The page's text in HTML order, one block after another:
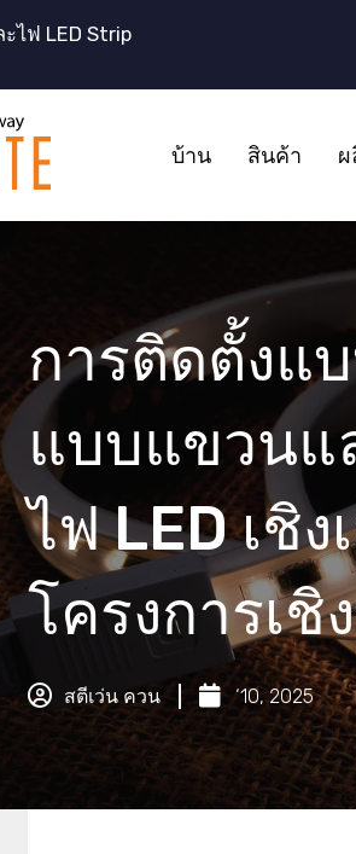
ไฟ LED Strip
บ้าน สินค้า
การติดตั้งแ
แบบแขวนแ
ไฟ LED เชิ
โครงการเ
สตีเว่น ควน ‘10, 2025